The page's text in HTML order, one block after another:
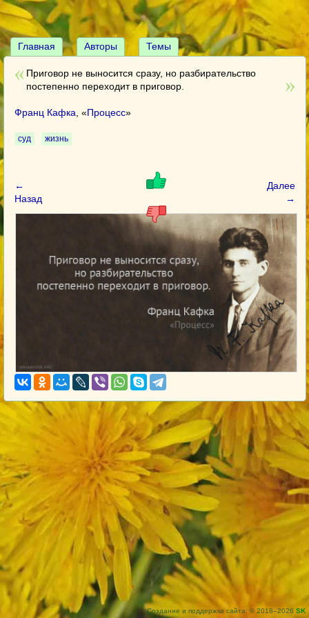
Главная Авторы Темы
Приговор не выносится сразу, но разбирательство
постепенно переходит в приговор.
Франц Кафка , «Процесс»
суд жизнь
←
Назад
Далее
→
Создание и поддержка сайта: © 2018–2026 SK